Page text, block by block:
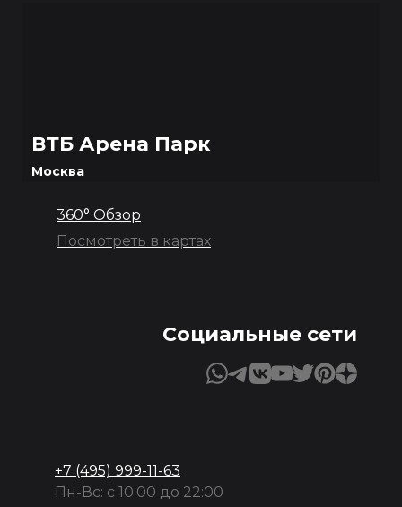
ВТБ Арена Парк
Москва
360° Обзор
Посмотреть в картах
Социальные сети
+7 (495) 999-11-63
Пн-Вс: с 10:00 до 22:00